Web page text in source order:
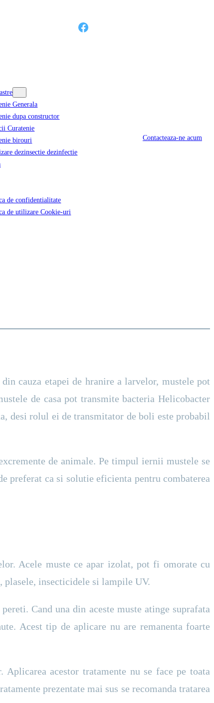
Facebook
Generala
dupa constructor
Curatenie
birouri
dezinsectie dezinfectie
de confidentialitate
de utilizare Cookie-uri
Contacteaza-ne acum
cauza etapei de hranire a larvelor, mustele pot
de casa pot transmite bacteria Helicobacter
desi rolul ei de transmitator de boli este probabil
de animale. Pe timpul iernii mustele se
preferat ca si solutie eficienta pentru combaterea
Acele muste ce apar izolat, pot fi omorate cu
plasele, insecticidele si lampile UV.
Cand una din aceste muste atinge suprafata
Acest tip de aplicare nu are remanenta foarte
acestor tratamente nu se face pe toata
prezentate mai sus se recomanda tratarea